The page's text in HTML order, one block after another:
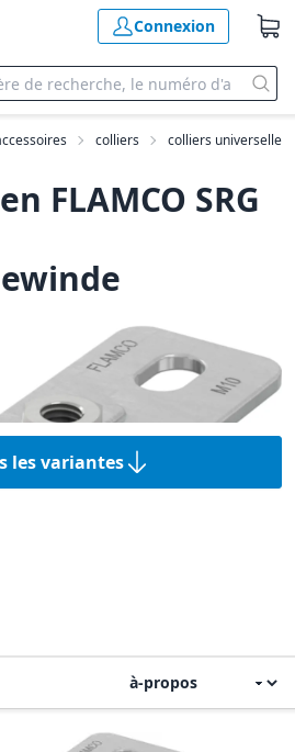
Connexion
colliers colliers universelle
FLAMCO SRG
les variantes